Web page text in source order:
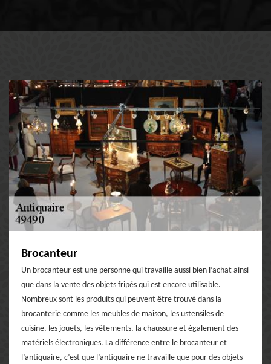
Brocanteur
Un brocanteur est une personne qui travaille aussi bien l’achat ainsi
que dans la vente des objets fripés qui est encore utilisable.
Nombreux sont les produits qui peuvent être trouvé dans la
brocanterie comme les meubles de maison, les ustensiles de
cuisine, les jouets, les vêtements, la chaussure et également des
matériels électroniques. La différence entre le brocanteur et
l’antiquaire, c’est que l’antiquaire ne travaille que pour des objets